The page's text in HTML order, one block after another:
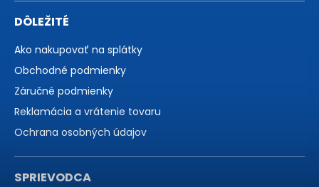
DÔLEŽITÉ
Ako nakupovať na splátky
Obchodné podmienky
Záručné podmienky
Reklamácia a vrátenie tovaru
Ochrana osobných údajov
SPRIEVODCA